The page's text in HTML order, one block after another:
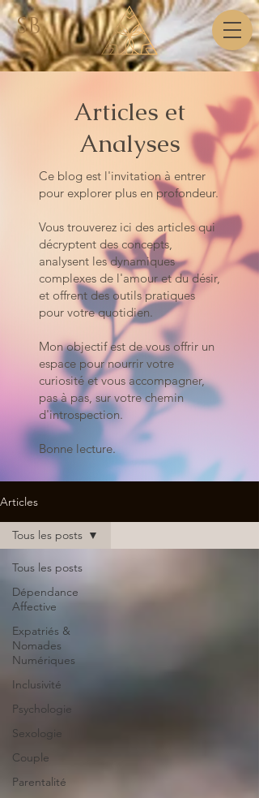
SB
Articles et
Analyses
Ce blog est l'invitation à entrer
pour explorer plus en profondeur.
Vous trouverez ici des articles qui
décryptent des concepts,
analysent les dynamiques
complexes de l'amour et du désir,
et offrent des outils pratiques
pour votre quotidien.
Mon objectif est de vous offrir un
espace pour nourrir votre
curiosité et vous accompagner,
pas à pas, sur votre chemin
d'introspection.
Bonne lecture.
Articles
Tous les posts
Dépendance
Affective
Expatriés &
Nomades
Numériques
Inclusivité
Psychologie
Sexologie
Couple
Parentalité
Tous les posts